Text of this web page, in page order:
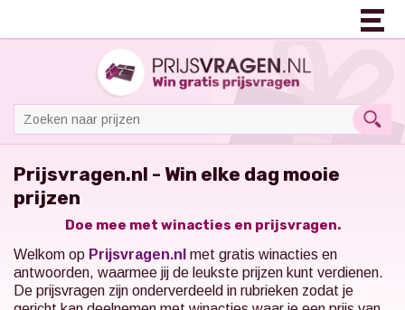
Prijsvragen.nl - Win elke dag mooie
prijzen
Doe mee met winacties en prijsvragen.
Welkom op Prijsvragen.nl met gratis winacties en
antwoorden, waarmee jij de leukste prijzen kunt verdienen.
De prijsvragen zijn onderverdeeld in rubrieken zodat je